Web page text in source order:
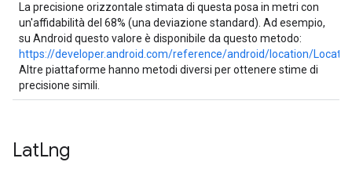
La precisione orizzontale stimata di questa posa in metri con
un'affidabilità del 68% (una deviazione standard). Ad esempio,
su Android questo valore è disponibile da questo metodo:
https://developer.android.com/reference/android/location/
Altre piattaforme hanno metodi diversi per ottenere stime di
precisione simili.
LatLng